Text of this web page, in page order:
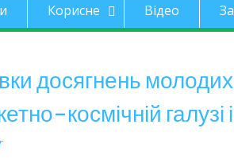
Корисне Відео
досягнень
космічній